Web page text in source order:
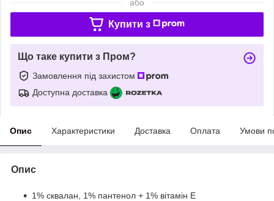
або
Купити з
Що таке купити з Пром?
Замовлення під захистом
Доступна доставка
Опис Характеристики Доставка Оплата Умови
Опис
1% сквалан, 1% пантенол + 1% вітамін Е